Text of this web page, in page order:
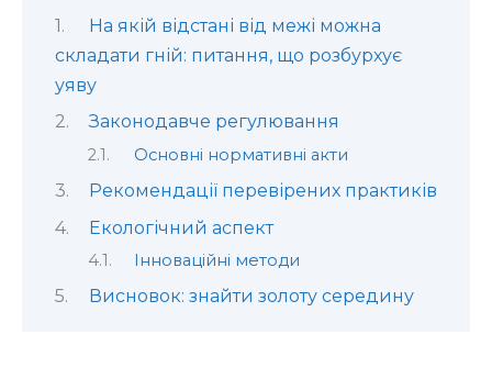
На якій відстані від межі можна
складати гній: питання, що розбурхує
уяву
Законодавче регулювання
Основні нормативні акти
Рекомендації перевірених практиків
Екологічний аспект
Інноваційні методи
Висновок: знайти золоту середину